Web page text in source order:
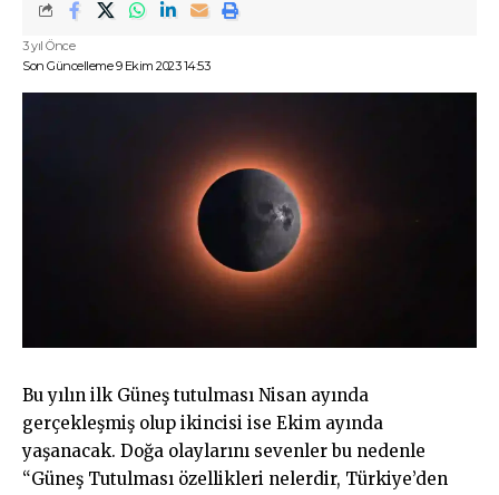
Son Güncelleme 9 Ekim 2023 14:53
3 yıl Önce
Bu yılın ilk Güneş tutulması Nisan ayında
gerçekleşmiş olup ikincisi ise Ekim ayında
yaşanacak. Doğa olaylarını sevenler bu nedenle
“Güneş Tutulması özellikleri nelerdir, Türkiye’den